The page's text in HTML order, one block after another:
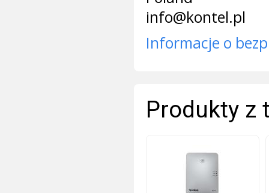
info@kontel.pl
Informacje o
Produkty z